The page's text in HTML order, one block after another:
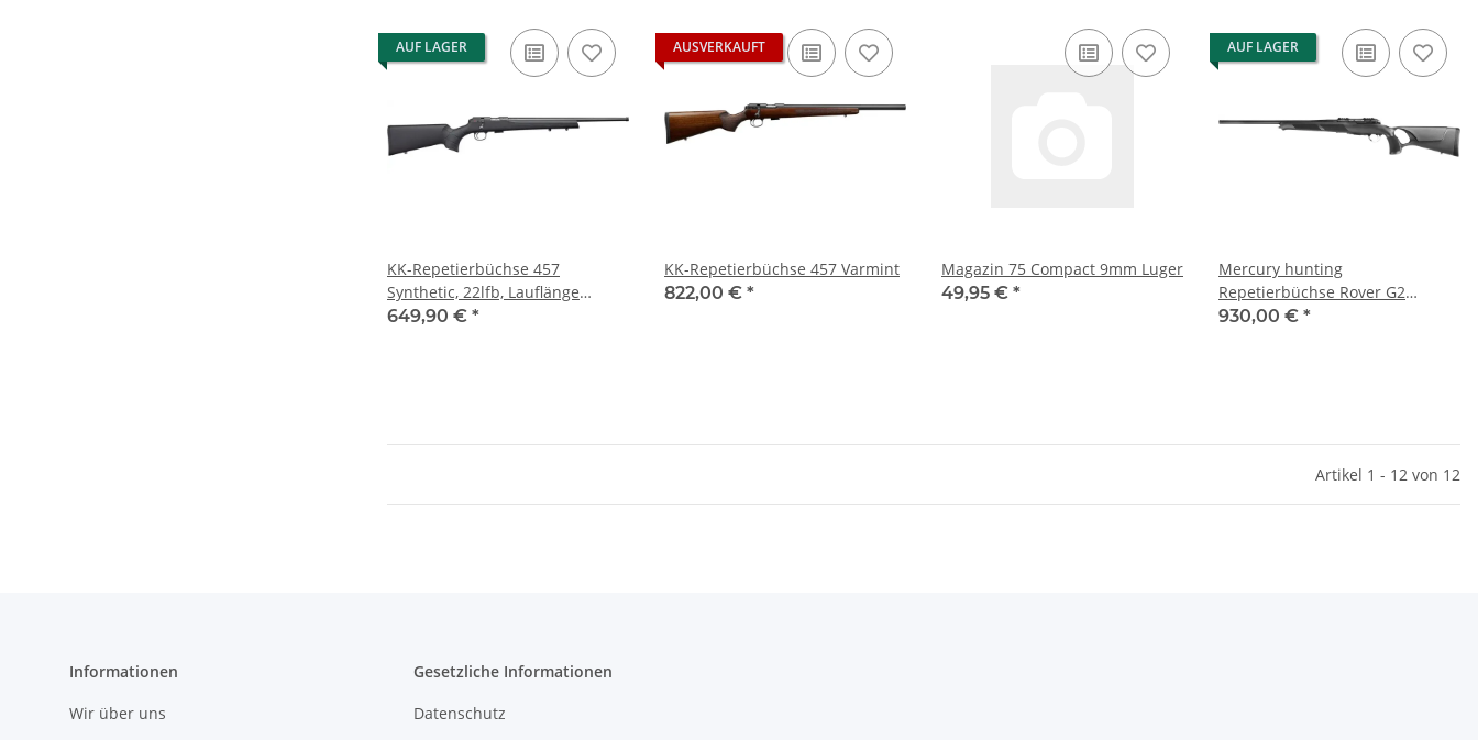
AUF LAGER
KK-Repetierbüchse 457
Synthetic, 22lfb, Lauflänge
525mm,
649,90 € *
AUSVERKAUFT
KK-Repetierbüchse 457 Varmint
822,00 € *
Magazin 75 Compact 9mm Luger
49,95 € *
AUF LAGER
Mercury hunting
Repetierbüchse Rover G2
Thumbhole ,223 Rem
930,00 € *
Artikel 1 - 12 von 12
Informationen
Wir über uns
Gesetzliche Informationen
Datenschutz